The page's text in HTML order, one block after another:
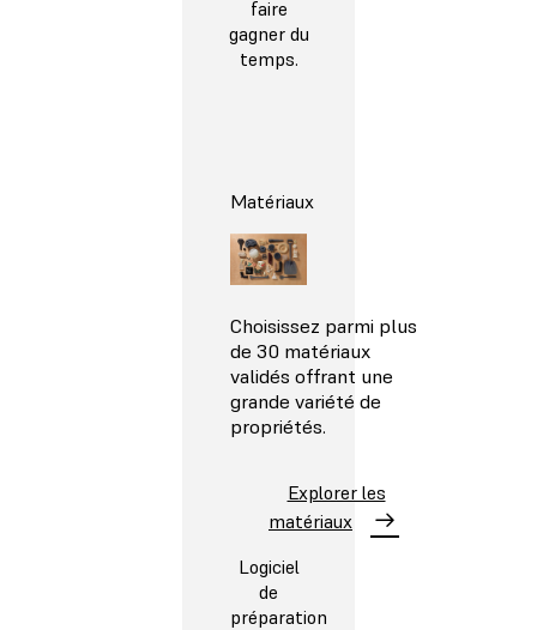
faire
gagner du
temps.
Matériaux
Choisissez parmi plus
de 30 matériaux
validés offrant une
grande variété de
propriétés.
Explorer les
matériaux
Logiciel
de
préparation